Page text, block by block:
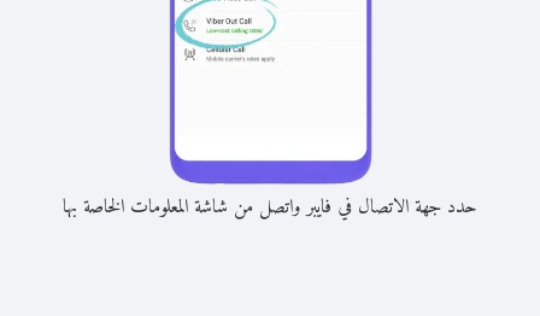
حدد جهة الاتصال في فايبر واتصل من شاشة المعلومات الخاصة بها